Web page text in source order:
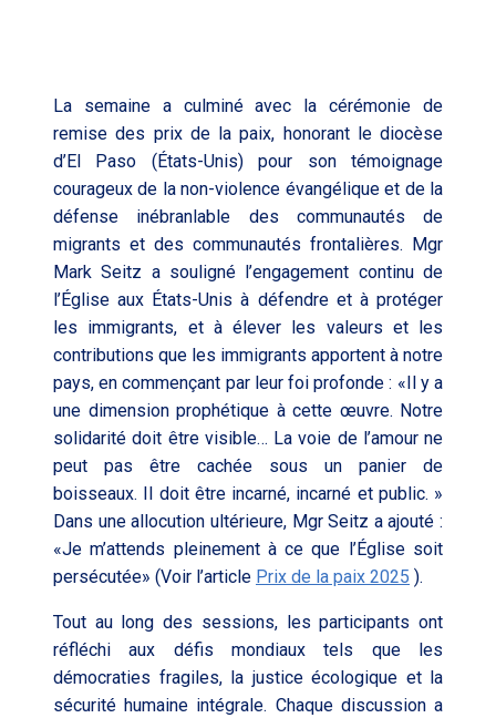
La semaine a culminé avec la cérémonie de
remise des prix de la paix, honorant le diocèse
d’El Paso (États-Unis) pour son témoignage
courageux de la non-violence évangélique et de la
défense inébranlable des communautés de
migrants et des communautés frontalières. Mgr
Mark Seitz a souligné l’engagement continu de
l’Église aux États-Unis à défendre et à protéger
les immigrants, et à élever les valeurs et les
contributions que les immigrants apportent à notre
pays, en commençant par leur foi profonde : «Il y a
une dimension prophétique à cette œuvre. Notre
solidarité doit être visible… La voie de l’amour ne
peut pas être cachée sous un panier de
boisseaux. Il doit être incarné, incarné et public. »
Dans une allocution ultérieure, Mgr Seitz a ajouté :
«Je m’attends pleinement à ce que l’Église soit
persécutée» (Voir l’article Prix de la paix 2025 ).
Tout au long des sessions, les participants ont
réfléchi aux défis mondiaux tels que les
démocraties fragiles, la justice écologique et la
sécurité humaine intégrale. Chaque discussion a